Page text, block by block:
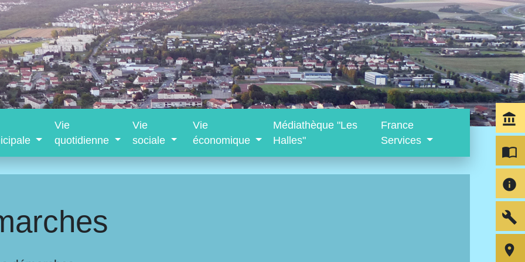
Vie
quotidienne
Vie
sociale
Vie
économique
Médiathèque "Les
Halles"
France
Services
account_balance
import_contacts
info
build
room